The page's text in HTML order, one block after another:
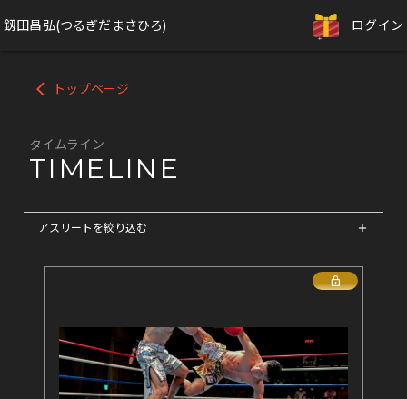
釼田昌弘(つるぎだまさひろ) ログイン
arrow_back_ios トップページ
タイムライン
TIMELINE
アスリートを絞り込む add
Lock